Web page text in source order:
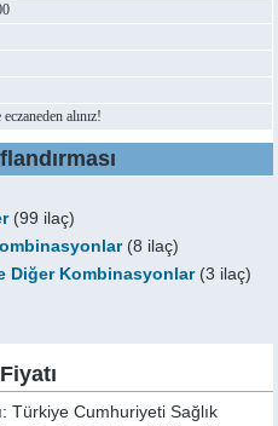
eczaneden alınız!
(99 ilaç)
(8 ilaç)
Diğer Kombinasyonlar(3 ilaç)
Türkiye Cumhuriyeti Sağlık